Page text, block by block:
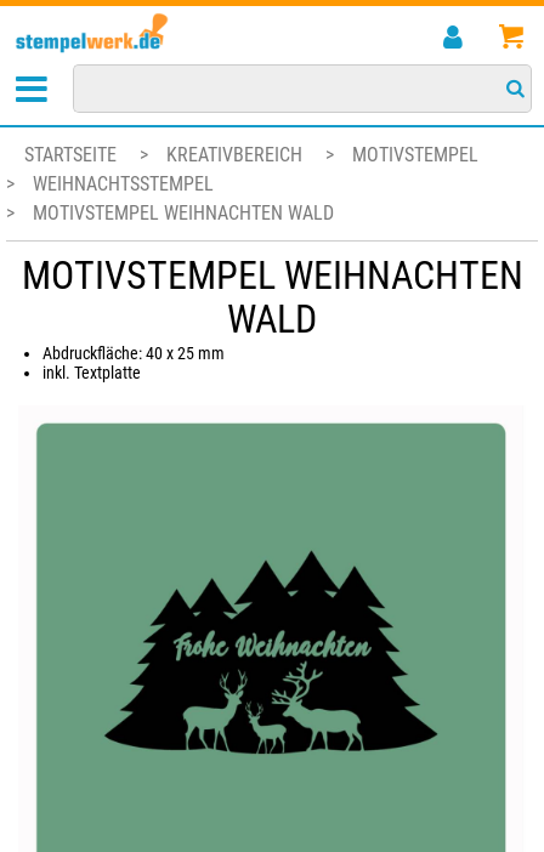
STARTSEITE > KREATIVBEREICH >
MOTIVSTEMPEL
>
WEIHNACHTSSTEMPEL
>
MOTIVSTEMPEL WEIHNACHTEN WALD
MOTIVSTEMPEL WEIHNACHTEN
WALD
Abdruckfläche: 40 x 25 mm
inkl. Textplatte